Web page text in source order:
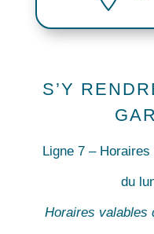
S’Y
Ligne 7 – Horaires
du
Horaires valables